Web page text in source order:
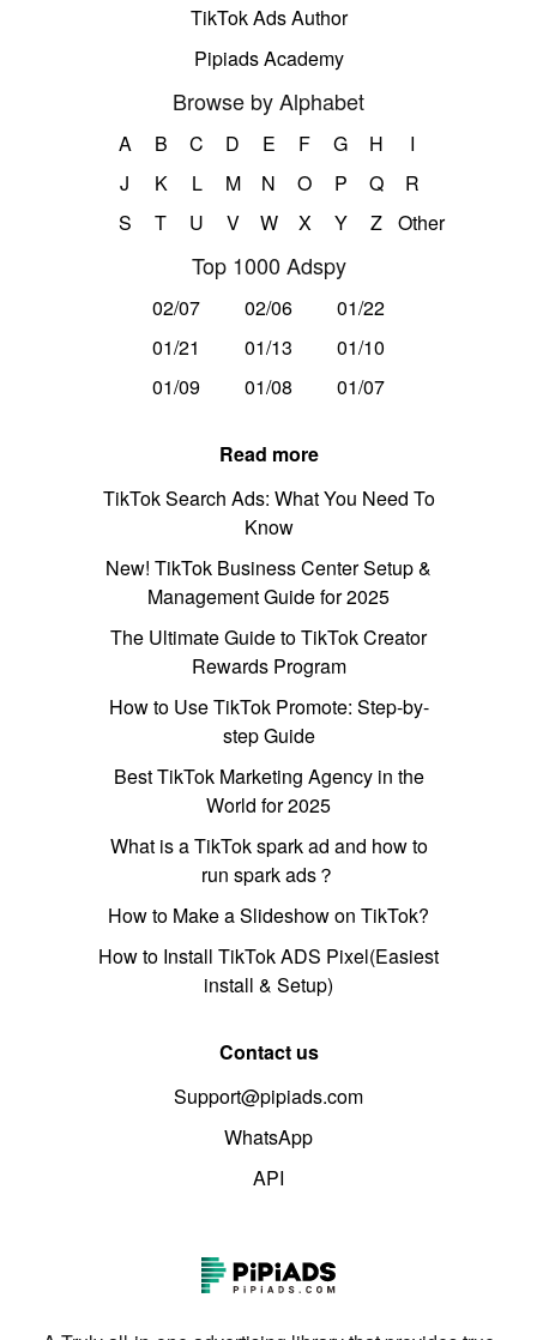
TikTok Ads Author
Pipiads Academy
Browse by Alphabet
A B C D E F G H
I
J
K L M N O P Q
R
S
T U V W X Y Z Other
Top 1000 Adspy
02/07 02/06
01/22
01/21
01/13
01/10
01/09
01/08 01/07
Read more
TikTok Search Ads: What You Need To
Know
New! TikTok Business Center Setup &
Management Guide for 2025
The Ultimate Guide to TikTok Creator
Rewards Program
How to Use TikTok Promote: Step-by-
step Guide
Best TikTok Marketing Agency in the
World for 2025
What is a TikTok spark ad and how to
run spark ads？
How to Make a Slideshow on TikTok?
How to Install TikTok ADS Pixel(Easiest
install & Setup)
Contact us
Support@pipiads.com
WhatsApp
API